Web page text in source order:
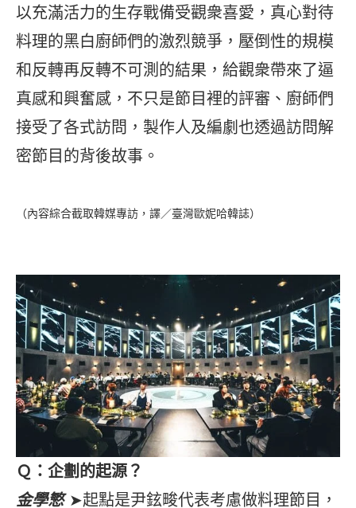
以充滿活力的生存戰備受觀衆喜愛，真心對待
料理的黑白廚師們的激烈競爭，壓倒性的規模
和反轉再反轉不可測的結果，給觀衆帶來了逼
真感和興奮感，不只是節目裡的評審、廚師們
接受了各式訪問，製作人及編劇也透過訪問解
密節目的背後故事。
（內容綜合截取韓媒專訪，譯／臺灣歐妮哈韓誌）
Ｑ：企劃的起源？
金學慜➤起點是尹鉉畯代表考慮做料理節目，